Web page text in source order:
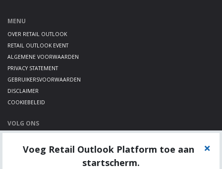
MENU
OVER RETAIL OUTLOOK
RETAIL OUTLOOK EVENT
ALGEMENE VOORWAARDEN
PRIVACY STATEMENT
GEBRUIKERSVOORWAARDEN
DISCLAIMER
COOKIEBELEID
VOLG ONS
TWITTER
Voeg Retail Outlook Platform toe aan
startscherm.